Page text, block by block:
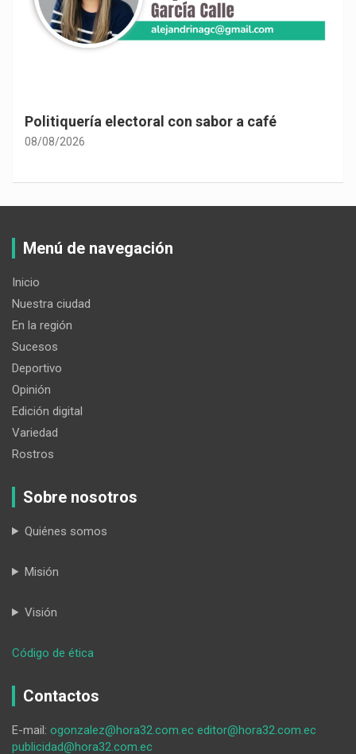
Las consecuencias de la despolitización
constitucional
Menú de navegación
Inicio
Nuestra ciudad
En la región
Sucesos
Deportivo
Opinión
Edición digital
Variedad
Rostros
Sobre nosotros
Quiénes somos
Misión
Visión
Código de ética
Castillo
un
Contactos
E-mail: ogonzalez@hora32.com.ec editor@hora32.com.ec
publicidad@hora32.com.ec